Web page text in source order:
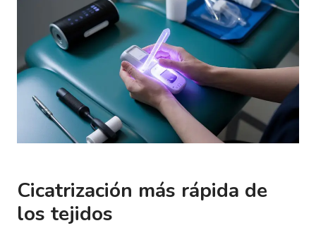
Cicatrización más rápida de
los tejidos